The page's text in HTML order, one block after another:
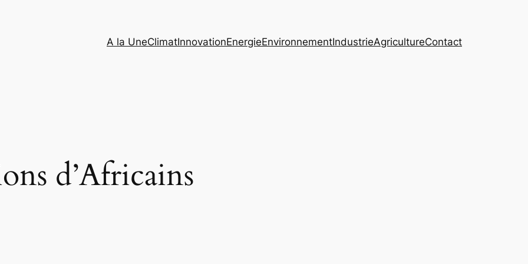
A la UneClimatInnovationEnergieEnvironnementIndustrieAgricultureContact
d’Africains